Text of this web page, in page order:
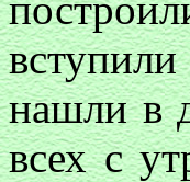
нашли в
всех с